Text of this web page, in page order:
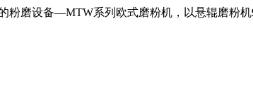
磨设备—MTW系列欧式磨粉机，以悬辊磨粉